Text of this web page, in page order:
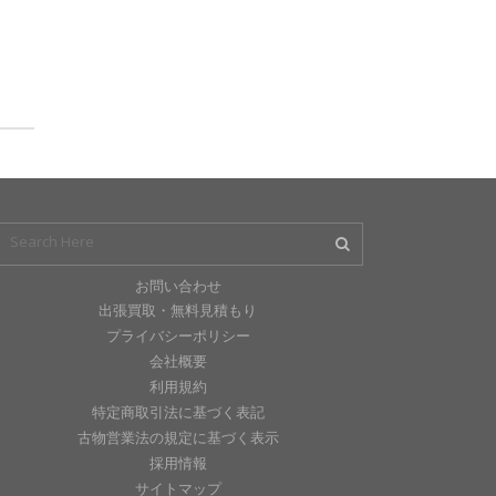
お問い合わせ
出張買取・無料見積もり
プライバシーポリシー
会社概要
利用規約
特定商取引法に基づく表記
古物営業法の規定に基づく表示
採用情報
サイトマップ